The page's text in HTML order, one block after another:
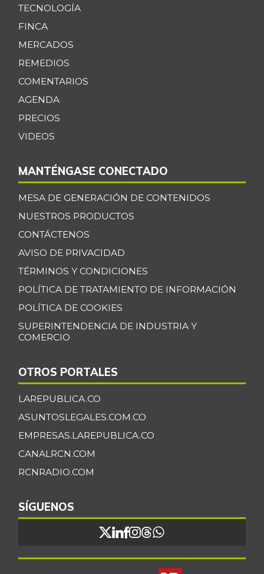
TECNOLOGÍA
FINCA
MERCADOS
REMEDIOS
COMENTARIOS
AGENDA
PRECIOS
VIDEOS
MANTÉNGASE CONECTADO
MESA DE GENERACIÓN DE CONTENIDOS
NUESTROS PRODUCTOS
CONTÁCTENOS
AVISO DE PRIVACIDAD
TÉRMINOS Y CONDICIONES
POLÍTICA DE TRATAMIENTO DE INFORMACIÓN
POLÍTICA DE COOKIES
SUPERINTENDENCIA DE INDUSTRIA Y
COMERCIO
OTROS PORTALES
LAREPUBLICA.CO
ASUNTOSLEGALES.COM.CO
EMPRESAS.LAREPUBLICA.CO
CANALRCN.COM
RCNRADIO.COM
SÍGUENOS